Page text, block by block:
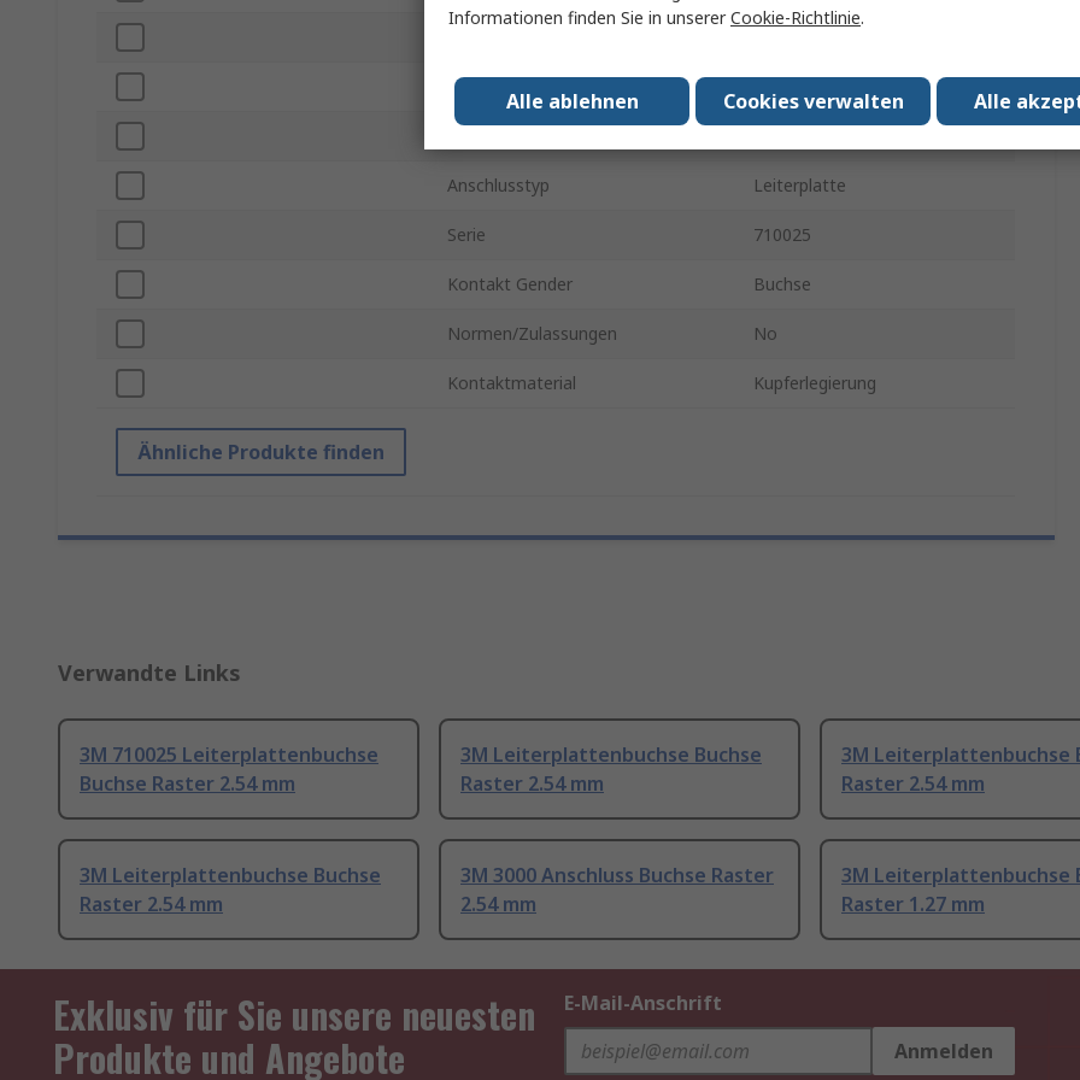
Steckverbinder Gender
Anschlusstyp Leiterplatte
Serie 710025
Kontakt Gender Buchse
Normen/Zulassungen No
Kontaktmaterial Kupferlegierung
Ähnliche Produkte finden
Verwandte Links
3M 710025 Leiterplattenbuchse
Buchse Raster 2.54 mm
3M Leiterplattenbuchse Buchse
Raster 2.54 mm
3M Leiterplattenbuchse
Raster 2.54 mm
3M Leiterplattenbuchse Buchse
Raster 2.54 mm
3M 3000 Anschluss Buchse Raster
2.54 mm
3M Leiterplattenbuchse
Raster 1.27 mm
Exklusiv für Sie unsere neuesten
Produkte und Angebote
E-Mail-Anschrift
Anmelden
Informationen finden Sie in unsererCookie-Richtlinie.
Alle
Cookies verwalten
Alle ablehnen